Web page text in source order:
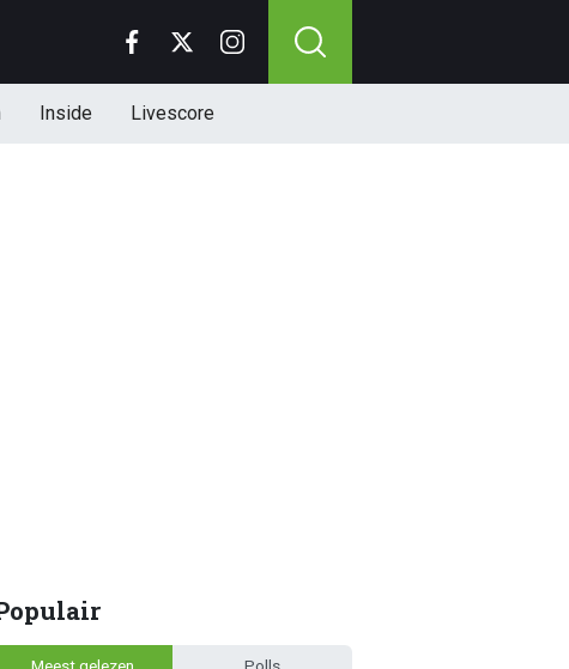
Inside Livescore
Meest gelezen Polls